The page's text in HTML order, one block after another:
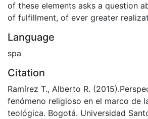
of these elements asks a question
of fulfillment, of ever greater
Language
spa
Citation
Ramírez T., Alberto R.
fenómeno religioso en el marco de
teológica. Bogotá. Universidad